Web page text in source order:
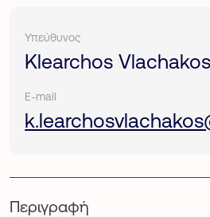
Περιγραφή
Υπεύθυνος
Klearchos Vlachakos
E-mail